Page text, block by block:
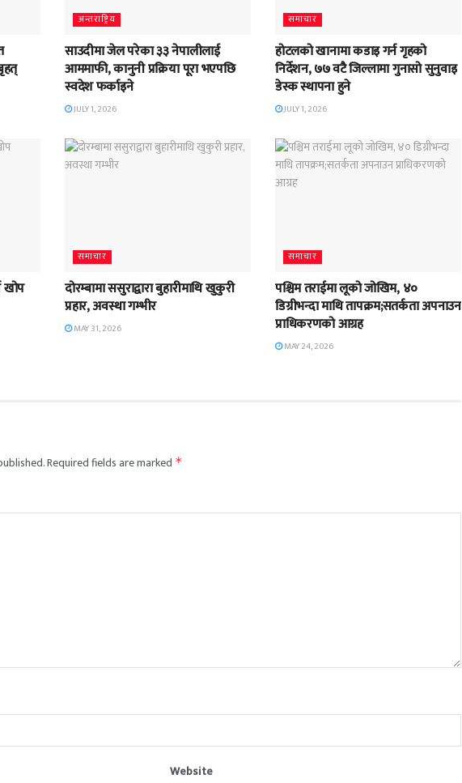
अन्तराष्ट्रिय
साउदीमा जेल परेका ३३ नेपालीलाई
आममाफी, कानुनी प्रक्रिया पूरा भएपछि
स्वदेश फर्काइने
JULY 1, 2026
समाचार
होटलको खानामा कडाइ गर्न गृहको
निर्देशन, ७७ वटै जिल्लामा गुनासो सुनुवाइ
डेस्क स्थापना हुने
JULY 1, 2026
खोप
समाचार
दोरम्बामा ससुराद्वारा बुहारीमाथि खुकुरी
प्रहार, अवस्था गम्भीर
MAY 31, 2026
समाचार
पश्चिम तराईमा लूको जोखिम, ४०
डिग्रीभन्दा माथि तापक्रम;सतर्कता अपनाउन
प्राधिकरणको आग्रह
MAY 24, 2026
Required fields are marked *
Website